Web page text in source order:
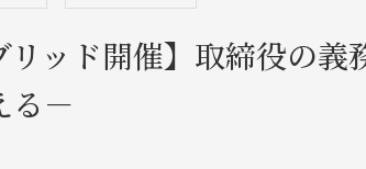
リッド開催】取締役の
る－